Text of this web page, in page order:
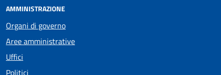
AMMINISTRAZIONE
Organi di governo
Aree amministrative
Uffici
Politici